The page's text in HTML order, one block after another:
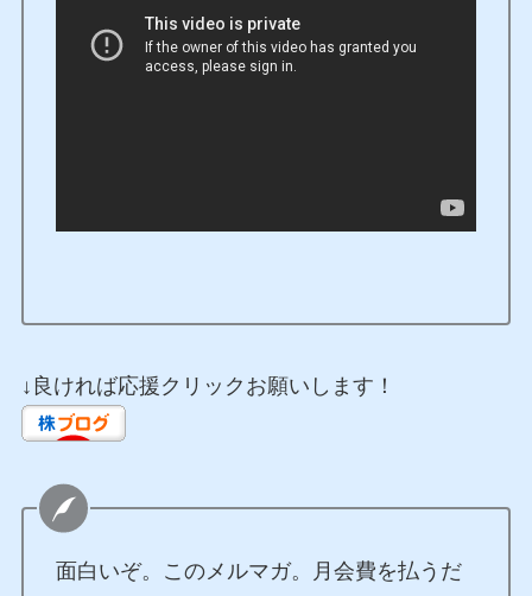
↓良ければ応援クリックお願いします！
面白いぞ。このメルマガ。月会費を払うだ